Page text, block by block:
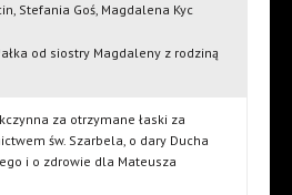
Stefania Goś, Magdalena Kyc
od siostry Magdaleny z rodziną
za otrzymane łaski za
św. Szarbela, o dary Ducha
i o zdrowie dla Mateusza